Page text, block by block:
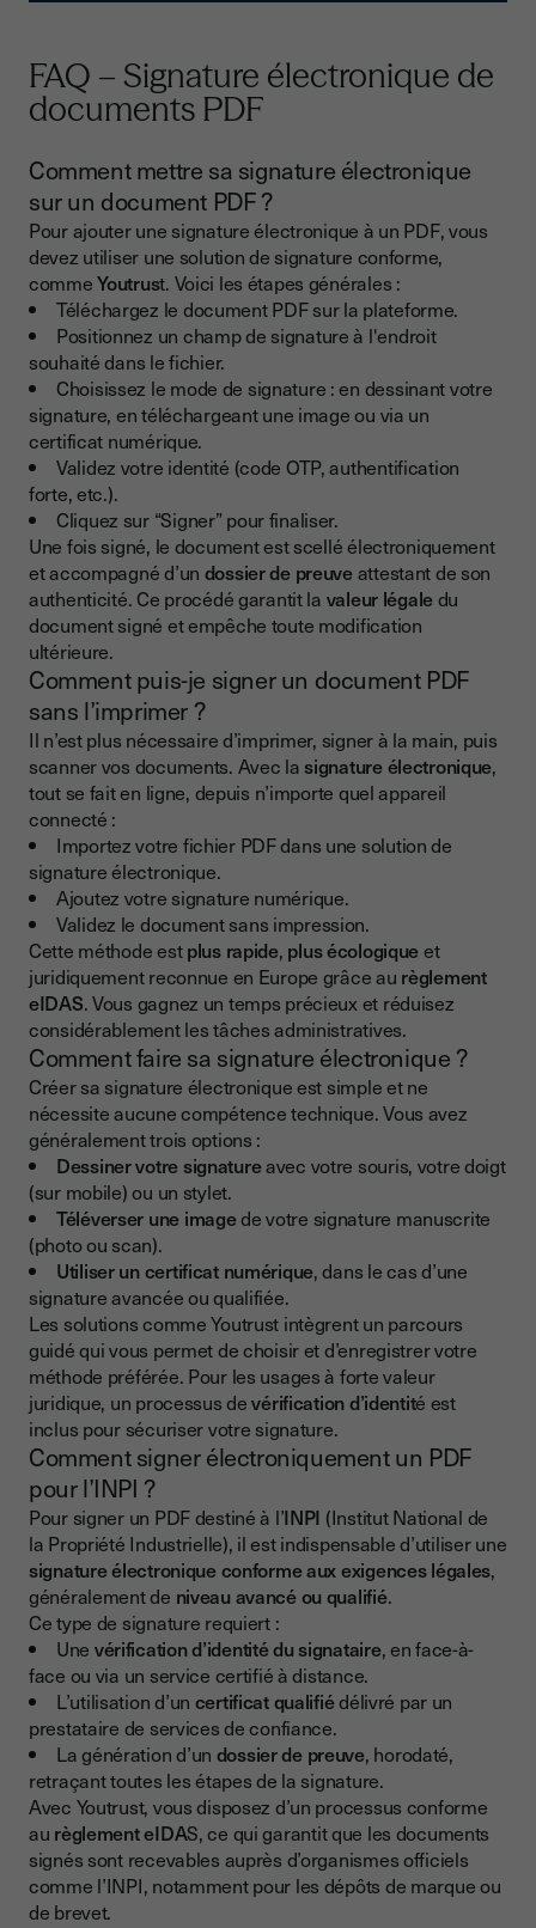
FAQ – Signature électronique de
documents PDF
Comment mettre sa signature électronique
sur un document PDF ?
Pour ajouter une signature électronique à un PDF, vous
devez utiliser une solution de signature conforme,
commeYoutrust. Voici les étapes générales :
Téléchargez le document PDF sur la plateforme.
Positionnez un champ de signature à l'endroit
souhaité dans le fichier.
Choisissez le mode de signature : en dessinant votre
signature, en téléchargeant une image ou via un
certificat numérique.
Validez votre identité (code OTP, authentification
forte, etc.).
Cliquez sur “Signer” pour finaliser.
Une fois signé, le document est scellé électroniquement
et accompagné d’un dossier de preuveattestant de son
authenticité. Ce procédé garantit la valeur légaledu
document signé et empêche toute modification
ultérieure.
Comment puis-je signer un document PDF
sans l’imprimer ?
Il n’est plus nécessaire d’imprimer, signer à la main, puis
scanner vos documents. Avec lasignature électronique,
tout se fait en ligne, depuis n’importe quel appareil
connecté :
Importez votre fichier PDF dans une solution de
signature électronique.
Ajoutez votre signature numérique.
Validez le document sans impression.
Cette méthode estplus rapide, plus écologiqueet
juridiquement reconnue en Europe grâce au règlement
eIDAS. Vous gagnez un temps précieux et réduisez
considérablement les tâches administratives.
Comment faire sa signature électronique ?
Créer sa signature électronique est simple et ne
nécessite aucune compétence technique. Vous avez
généralement trois options :
Dessiner votre signatureavec votre souris, votre doigt
(sur mobile) ou un stylet.
Téléverser une imagede votre signature manuscrite
(photo ou scan).
Utiliser un certificat numérique, dans le cas d’une
signature avancée ou qualifiée.
Les solutions comme Youtrust intègrent un parcours
guidé qui vous permet de choisir et d’enregistrer votre
méthode préférée. Pour les usages à forte valeur
juridique, un processus devérification d’identité est
inclus pour sécuriser votre signature.
Comment signer électroniquement un PDF
pour l’INPI ?
Pour signer un PDF destiné à l’INPI (Institut National de
la Propriété Industrielle), il est indispensable d’utiliser une
signature électronique conforme aux exigences légales,
généralement de niveau avancé ou qualifié.
Ce type de signature requiert :
Une vérification d’identité du signataire, en face-à-
face ou via un service certifié à distance.
L’utilisation d’un certificat qualifiédélivré par un
prestataire de services de confiance.
La génération d’un dossier de preuve, horodaté,
retraçant toutes les étapes de la signature.
Avec Youtrust, vous disposez d’un processus conforme
au règlement eIDAS, ce qui garantit que les documents
signés sont recevables auprès d’organismes officiels
comme l’INPI, notamment pour les dépôts de marque ou
de brevet.